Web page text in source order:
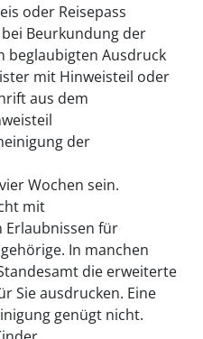
oder Reisepass
Beurkundung der
beglaubigten Ausdruck
mit Hinweisteil oder
aus dem
der
Wochen sein.
mit
für
In manchen
die erweiterte
Sie ausdrucken. Eine
genügt nicht.